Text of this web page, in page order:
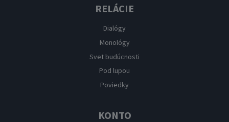
RELÁCIE
Dialógy
Monológy
Svet budúcnosti
Pod lupou
Poviedky
KONTO